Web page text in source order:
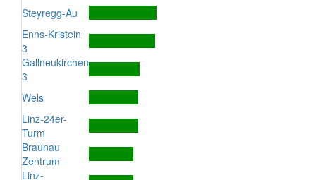
Steyregg-Au
Enns-Kristein
3
Gallneukirchen
3
Wels
Linz-24er-
Turm
Braunau
Zentrum
Linz-